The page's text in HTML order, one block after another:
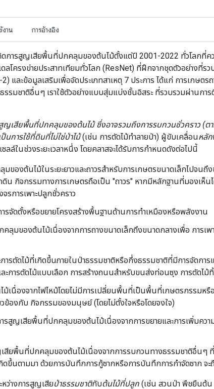
งาน การอ้างอิง
การสูญเสียพื้นที่ปกคลุมของต้นไม้ตั้งแต่ปี 2001-2022 ทั่วโลกที่ค
โครงข่ายประสาทเทียมทั่วโลก (ResNet) ที่ฝึกจากชุดตัวอย่างที่ร
และข้อมูลเสริมเพื่อจัดประเภทสาเหตุ 7 ประการ ได้แก่ การเกษต
รมชาติอื่นๆ เราใช้ตัวอย่างแบบสุ่มแบ่งชั้นอิสระ ที่รวบรวมผ่านกา
สูญเสียพื้นที่ปกคลุมของต้นไม้ ซึ่งอาจรวมถึงการรบกวนชั่วคราว
นการใช้ที่ดินที่ไม่ใช่ป่าไม้(เช่น การตัดไม้ทำลายป่า) ผู้ขับเคลื่อนหลัก
ล์ในช่วงระยะเวลาหนึ่ง โดยคลาสจะได้รับการกําหนดดังต่อไปนี้
ของต้นไม้ในระยะยาวและถาวรสำหรับการเกษตรขนาดเล็กไป
ดิน กิจกรรมทางการเกษตรถือเป็น "ถาวร" หากมีหลักฐานที่มอง
รการเพาะปลูกชั่วคราว
จัดตั้งหรือขยายโครงสร้างพื้นฐานด้านการทำเหมืองหรือพลังงาน
ลุมของต้นไม้เนื่องจากการถางขนาดเล็กถึงขนาดกลางเพื่อ การเ
การตัดไม้ที่เกิดขึ้นภายในป่าธรรมชาติหรือกึ่งธรรมชาติที่มีการจัด
ะการตัดไม้แบบเลือก การสร้างถนนสำหรับขนส่งท่อนซุง การตัดไม้
นื่องจากไฟไหม้โดยไม่มีการเปลี่ยนพื้นที่เป็นพื้นที่เกษตรกรรมหรื
ข้องกับ กิจกรรมของมนุษย์ (โดยไม่ตั้งใจหรือโดยจงใจ)
รสูญเสียพื้นที่ปกคลุมของต้นไม้เนื่องจากการขยายและการเพิ่มค
ยพื้นที่ปกคลุมของต้นไม้เนื่องจากการรบกวนทางธรรมชาติอื่นๆ
ดขึ้นตามมา ด้วยการบันทึกการกู้ซากหรือการบันทึกการกำจัดซาก จ
ว่างการสูญเสียป่าธรรมชาติกับต้นไม้ที่ปลูก (เช่น สวนป่า พืชยืนต้